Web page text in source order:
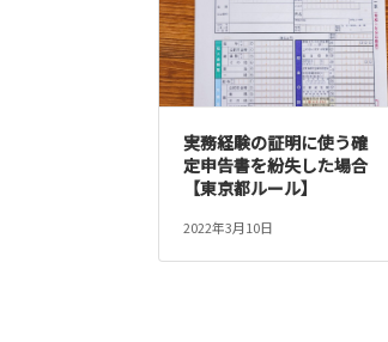
実務経験の証明に使う確
定申告書を紛失した場合
【東京都ルール】
2022年3月10日